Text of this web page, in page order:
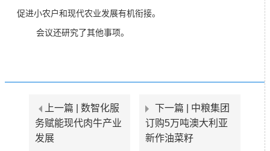
促进小农户和现代农业发展有机衔接。
会议还研究了其他事项。
上一篇 | 数智化服
务赋能现代肉牛产业
发展
下一篇 | 中粮集团
订购5万吨澳大利亚
新作油菜籽